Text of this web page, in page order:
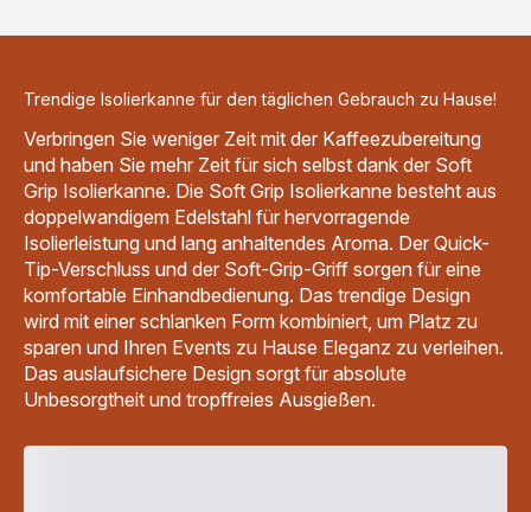
Trendige Isolierkanne für den täglichen Gebrauch zu Hause!
Verbringen Sie weniger Zeit mit der Kaffeezubereitung
und haben Sie mehr Zeit für sich selbst dank der Soft
Grip Isolierkanne. Die Soft Grip Isolierkanne besteht aus
doppelwandigem Edelstahl für hervorragende
Isolierleistung und lang anhaltendes Aroma. Der Quick-
Tip-Verschluss und der Soft-Grip-Griff sorgen für eine
komfortable Einhandbedienung. Das trendige Design
wird mit einer schlanken Form kombiniert, um Platz zu
sparen und Ihren Events zu Hause Eleganz zu verleihen.
Das auslaufsichere Design sorgt für absolute
Unbesorgtheit und tropffreies Ausgießen.